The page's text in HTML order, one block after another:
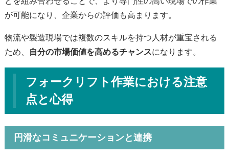
が可能になり、企業からの評価も高まります。
物流や製造現場では複数のスキルを持つ人材が重宝される
ため、
自分の市場価値を高めるチャンスになります。
フォークリフト作業における注意
点と心得
円滑なコミュニケーションと連携